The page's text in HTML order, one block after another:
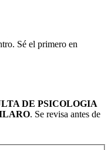
Sé el primero en
DE PSICOLOGIA
. Se revisa antes de